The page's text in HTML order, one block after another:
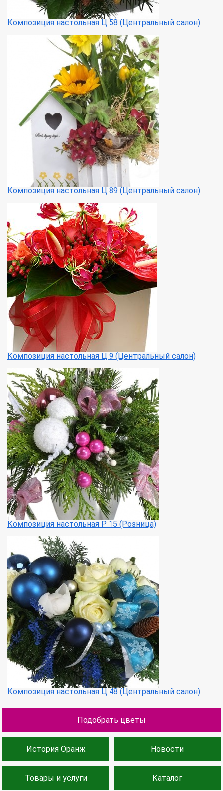
Композиция настольная Ц 58 (Центральный салон)
Композиция настольная Ц 89 (Центральный салон)
Композиция настольная Ц 9 (Центральный салон)
Композиция настольная Р 15 (Розница)
Композиция настольная Ц 48 (Центральный салон)
Подобрать цветы
История Оранж Новости
Товары и услуги Каталог